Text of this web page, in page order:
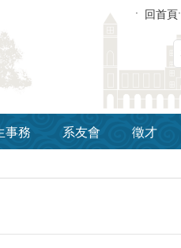
回首頁
事務 系友會 徵才